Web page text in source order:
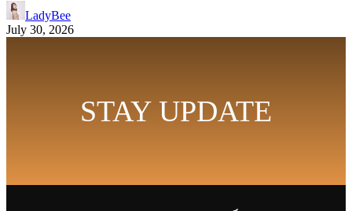
LadyBee
July 30, 2026
STAY UPDATE